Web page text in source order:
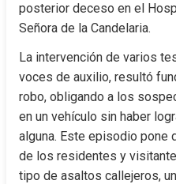
posterior deceso en el
Señora de la Candelaria.
La intervención de varios
voces de auxilio, resultó
robo, obligando a los
en un vehículo sin haber
alguna. Este episodio pone
de los residentes y
tipo de asaltos callejeros,